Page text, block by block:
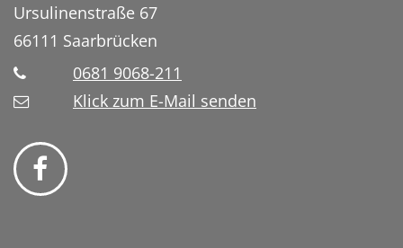
Ursulinenstraße 67
66111 Saarbrücken
0681 9068-211
Klick zum E-Mail senden